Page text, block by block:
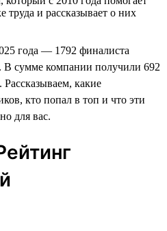
труда и рассказывает о них
года — 1792 финалиста
В сумме компании получили 692
Рассказываем, какие
кто попал в топ и что эти
для вас.